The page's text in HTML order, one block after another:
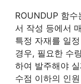
ROUNDUP 함
서 작성 등에서
특정 자재를 일
경우, 필요한 수
하여 발주해야
수점 이하의 인